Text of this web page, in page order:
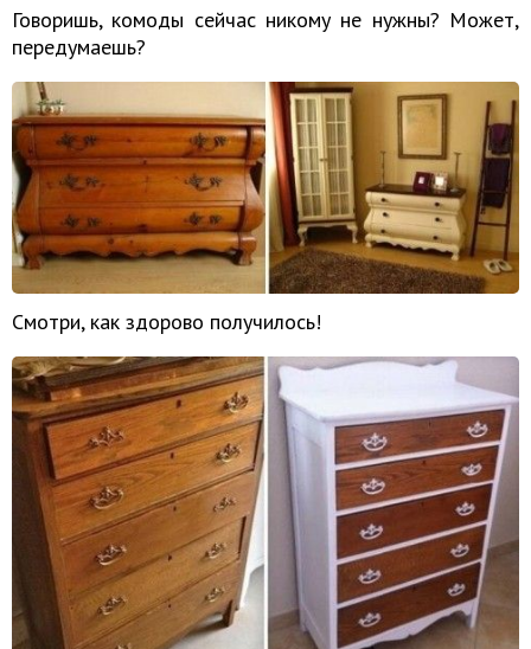
Говоришь, комоды сейчас никому не нужны? Может,
передумаешь?
Смотри, как здорово получилось!